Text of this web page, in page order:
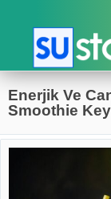
Enerjik Ve
Smoothie